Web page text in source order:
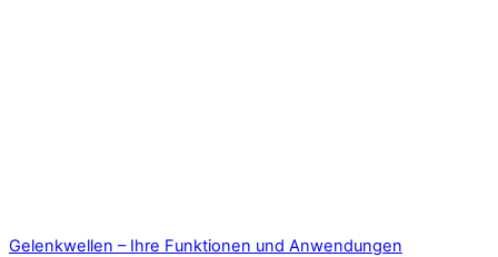
Gelenkwellen – Ihre Funktionen und Anwendungen